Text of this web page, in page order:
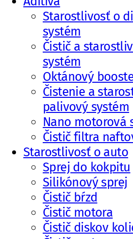
Starostlivosť o
systém
Čistič a
systém
Oktánový
Čistenie a
palivový systém
Nano motorová
Čistič filtra
Starostlivosť o auto
Sprej do kokpitu
Silikónový sprej
Čistič bŕzd
Čistič motora
Čistič diskov